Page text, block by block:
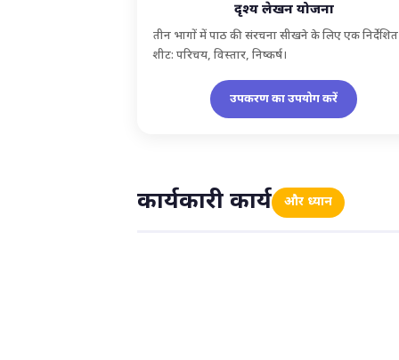
दृश्य लेखन योजना
तीन भागों में पाठ की संरचना सीखने के लिए एक निर्देशित
शीट: परिचय, विस्तार, निष्कर्ष।
उपकरण का उपयोग करें
कार्यकारी कार्य और ध्यान